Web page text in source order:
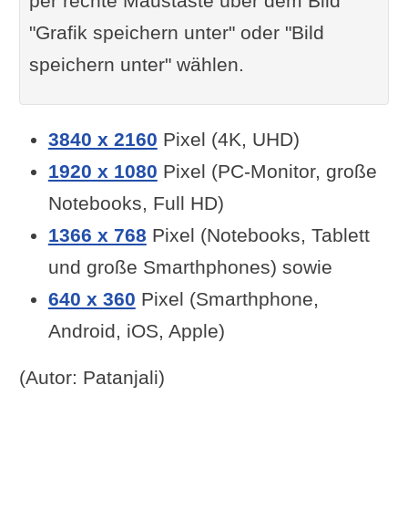
"Grafik speichern unter" oder "Bild
speichern unter" wählen.
3840 x 2160 Pixel (4K, UHD)
1920 x 1080 Pixel (PC-Monitor, große
Notebooks, Full HD)
1366 x 768 Pixel (Notebooks, Tablett
und große Smarthphones) sowie
640 x 360 Pixel (Smarthphone,
Android, iOS, Apple)
(Autor: Patanjali)